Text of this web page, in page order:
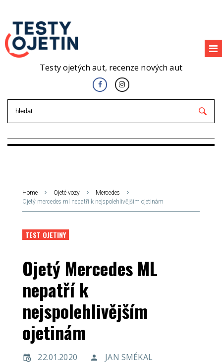
Testy ojetých aut, recenze nových aut
Home Ojeté vozy
Mercedes
Ojetý mercedes ml nepatří k nejspolehlivějším ojetinám
TEST OJETINY
Ojetý Mercedes ML
nepatří k
nejspolehlivějším
ojetinám
22.01.2020 JAN SMÉKAL